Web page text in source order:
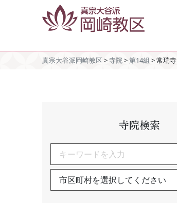
真宗大谷派岡崎教区 >寺院>第14組 >常瑞寺
寺院検索